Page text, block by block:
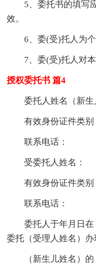
5、委托书的填写
效。
6、委(受)托人为
7、委(受)托人对
授权委托书 篇4
委托人姓名（新生
有效身份证件类别
联系电话：
受委托人姓名：
有效身份证件类别
联系电话：
委托人于年月日
委托（受理人姓名）办
（新生儿姓名）